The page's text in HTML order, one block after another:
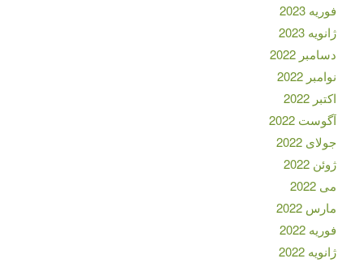
فوریه 2023
ژانویه 2023
دسامبر 2022
نوامبر 2022
اکتبر 2022
آگوست 2022
جولای 2022
ژوئن 2022
می 2022
مارس 2022
فوریه 2022
ژانویه 2022